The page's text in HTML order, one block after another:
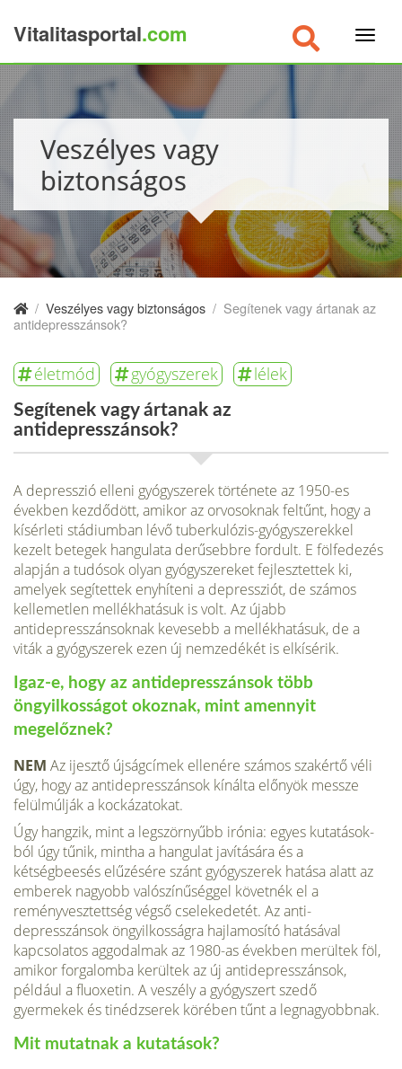
Vitalitasportal.com
Veszélyes vagy
biztonságos
/ Veszélyes vagy biztonságos / Segítenek vagy ártanak az
antidepresszánsok?
életmód gyógyszerek lélek
Segítenek vagy ártanak az
antidepresszánsok?
A depresszió elleni gyógyszerek története az 1950-es
években kezdődött, amikor az or­vosoknak feltűnt, hogy a
kísérleti stádiumban lévő tuberkulózis-gyógyszerekkel
kezelt betegek hangulata derűsebbre fordult. E fölfedezés
alapján a tudósok olyan gyógysze­reket fejlesztettek ki,
amelyek segítettek enyhíteni a depressziót, de számos
kellemetlen mellékhatásuk is volt. Az újabb
antidepresszánsoknak kevesebb a mellékhatásuk, de a
viták a gyógyszerek ezen új nemzedékét is elkísérik.
Igaz-e, hogy az anti­depresszánsok több
öngyilkosságot okoz­nak, mint amennyit
megelőznek?
NEM Az ijesztő újságcímek ellenére számos szakértő véli
úgy, hogy az antidepresszán­sok kínálta előnyök messze
felülmúlják a kockázatokat.
Úgy hangzik, mint a legször­nyűbb irónia: egyes kutatások­
ból úgy tűnik, mintha a hangu­lat javítására és a
kétségbeesés elűzésére szánt gyógyszerek hatása alatt az
emberek na­gyobb valószínűséggel követ­nék el a
reményvesztettség végső cselekedetét. Az anti­
depresszánsok öngyilkosságra hajlamosító hatásával
kapcso­latos aggodalmak az 1980-as években merültek föl,
amikor forgalomba kerültek az új antidepresszánsok,
például a fluoxetin. A veszély a gyógy­szert szedő
gyermekek és tiné­dzserek körében tűnt a leg­nagyobbnak.
Mit mutatnak a kutatások?
×